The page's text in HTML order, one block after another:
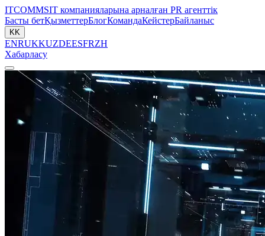
ITCOMMSIT компанияларына арналған PR агенттік
Басты бетҚызметтерБлогКомандаКейстерБайланыс
KK
ENRUKKUZDEESFRZH
Хабарласу